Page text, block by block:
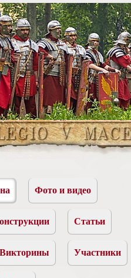
Фото и видео
Статьи
Викторины Участники